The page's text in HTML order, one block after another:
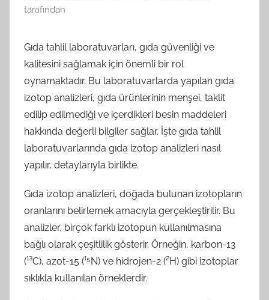
tarafından
Gıda tahlil laboratuvarları, gıda güvenliği ve
kalitesini sağlamak için önemli bir rol
oynamaktadır. Bu laboratuvarlarda yapılan gıda
izotop analizleri, gıda ürünlerinin menşei, taklit
edilip edilmediği ve içerdikleri besin maddeleri
hakkında değerli bilgiler sağlar. İşte gıda tahlil
laboratuvarlarında gıda izotop analizleri nasıl
yapılır, detaylarıyla birlikte.
Gıda izotop analizleri, doğada bulunan izotopların
oranlarını belirlemek amacıyla gerçekleştirilir. Bu
analizler, birçok farklı izotopun kullanılmasına
bağlı olarak çeşitlilik gösterir. Örneğin, karbon-13
(¹³C), azot-15 (¹⁵N) ve hidrojen-2 (²H) gibi izotoplar
sıklıkla kullanılan örneklerdir.